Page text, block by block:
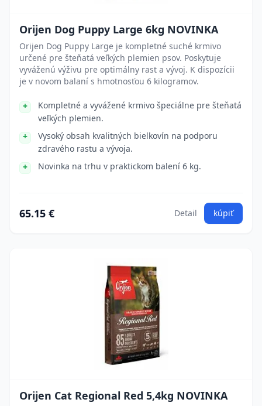
Orijen Dog Puppy Large 6kg NOVINKA
Orijen Dog Puppy Large je kompletné suché krmivo
určené pre šteňatá veľkých plemien psov. Poskytuje
vyváženú výživu pre optimálny rast a vývoj. K dispozícii
je v novom balaní s hmotnosťou 6 kilogramov.
Kompletné a vyvážené krmivo špeciálne pre šteňatá
veľkých plemien.
Vysoký obsah kvalitných bielkovín na podporu
zdravého rastu a vývoja.
Novinka na trhu v praktickom balení 6 kg.
65.15 € Detail kúpiť
Orijen Cat Regional Red 5,4kg NOVINKA